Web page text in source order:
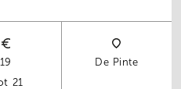
19
21
De Pinte